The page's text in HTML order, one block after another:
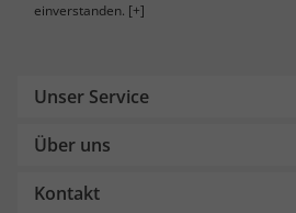
einverstanden. [+]
Unser Service
Über uns
Kontakt